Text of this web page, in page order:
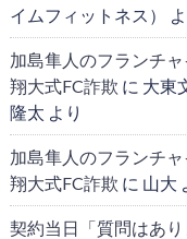
イムフィットネス）
加島隼人のフランチ
翔大式FC詐欺 に 大東
隆太 より
加島隼人のフランチ
翔大式FC詐欺 に 山大
契約当日「質問はあ